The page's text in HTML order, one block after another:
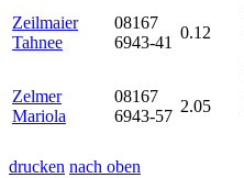
Zeilmaier
Tahnee
08167
6943-41
0.12
Zelmer
Mariola
08167
6943-57
2.05
drucken nach oben